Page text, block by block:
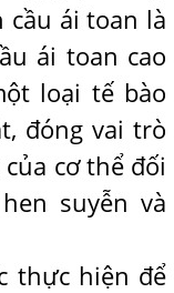
cầu ái toan là
ái toan cao
loại tế bào
đóng vai trò
cơ thể đối
suyễn và
thực hiện để